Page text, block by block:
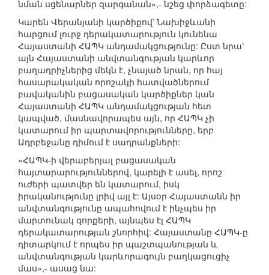
նման սցենարներ զարգանան»,- նշեց փորձագետը:
Կարեն Վերանյանի կարծիքով՝ Նախիջևանի
հարցում լուրջ դերակատարություն կունենա
Հայաստանի ՀԱՊԿ անդամակցությունը: Ըստ նրա՝
այն Հայաստանի անվտանգության կարևոր
բաղադրիչներից մեկն է, չնայած նրան, որ հայ
հասարակական որոշակի հատվածներում
բավականին բացասական կարծիքներ կան
Հայաստանի ՀԱՊԿ անդամակցության հետ
կապված, մասնավորապես այն, որ ՀԱՊԿ չի
կատարում իր պարտավորությունները, երբ
Ադրբեջանը դիմում է սադրանքների:
«ՀԱՊԿ-ի վերաբերյալ բացասական
հայտարարություններով, կարելի է ասել, որոշ
ուժերի պատվեր են կատարում, իսկ
իրականությունը լրիվ այլ է: Այսօր Հայաստանն իր
անվտանգությունը ապահովում է ինչպես իր
մարտունակ զորքերի, այնպես էլ ՀԱՊԿ
դերակատարության շնորհիվ: Հայաստանը ՀԱՊԿ-ը
դիտարկում է որպես իր պաշտպանության և
անվտանգության կարևորագույն բաղկացուցիչ
մաս»,- ասաց նա: